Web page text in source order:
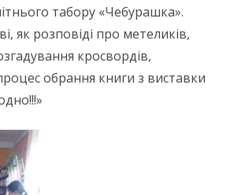
табору «Чебурашка».
як розповіді про метеликів,
кросвордів,
обрання книги з виставки